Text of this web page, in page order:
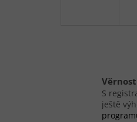
S
ještě